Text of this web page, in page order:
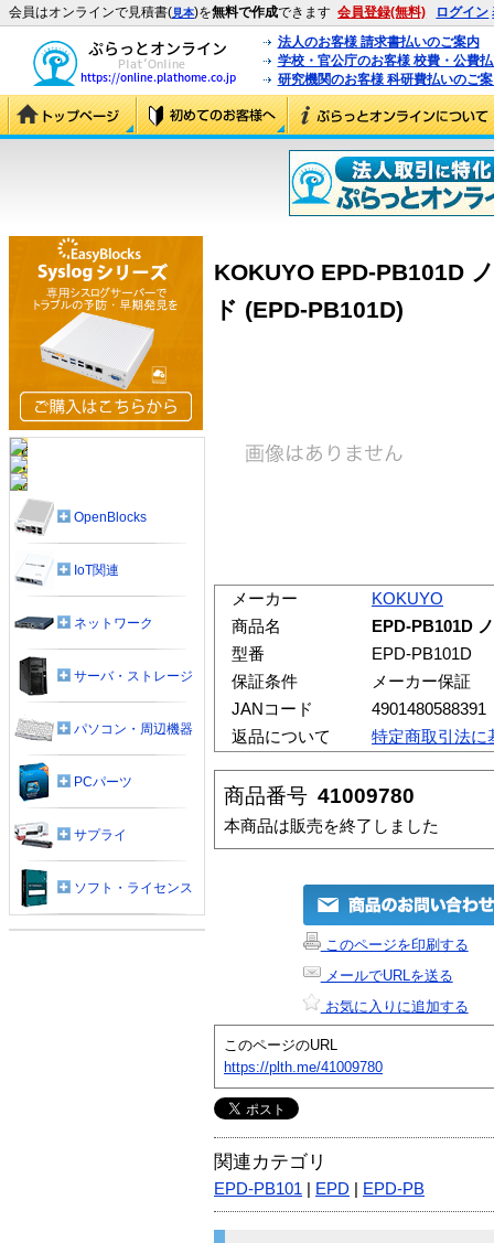
会員はオンラインで見積書(見本)を無料で作成できます 会員登録(無料) ログイン
法人のお客様 請求書払いのご案内
学校・官公庁のお客様 校費・公費
研究機関のお客様 科研費払いのご
KOKUYO EPD-PB101D
ド (EPD-PB101D)
メーカー
KOKUYO
商品名
EPD-PB101D
型番
EPD-PB101D
保証条件
メーカー保証
JANコード
4901480588391
返品について
特定商取引法に
商品番号 41009780
本商品は販売を終了しました
このページを印刷する
メールでURLを送る
お気に入りに追加する
このページのURL
https://plth.me/41009780
関連カテゴリ
EPD-PB101 EPD EPD-PB
OpenBlocks
IoT関連
ネットワーク
サーバ・ストレージ
パソコン・周辺機器
PCパーツ
サプライ
ソフト・ライセンス